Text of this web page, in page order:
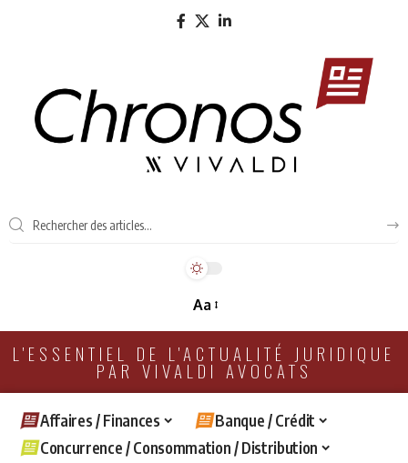
Aa
L'ESSENTIEL DE L'ACTUALITÉ JURIDIQUE
PAR VIVALDI AVOCATS
Affaires / Finances
Banque / Crédit
Concurrence / Consommation / Distribution